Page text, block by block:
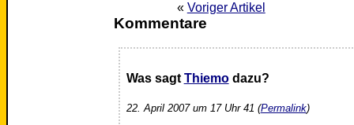
« Voriger Artikel
Kommentare
Was sagt Thiemodazu?
22. April 2007 um 17 Uhr 41 (Permalink)